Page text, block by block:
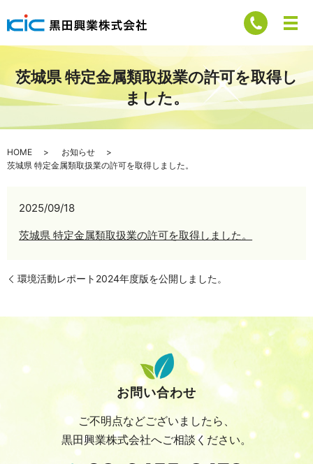
茨城県 特定金属類取扱業の許可を取得し
ました。
HOME
お知らせ
茨城県 特定金属類取扱業の許可を取得しました。
2025/09/18
茨城県 特定金属類取扱業の許可を取得しました。
環境活動レポート2024年度版を公開しました。
お問い合わせ
ご不明点などございましたら、
黒田興業株式会社へご相談ください。